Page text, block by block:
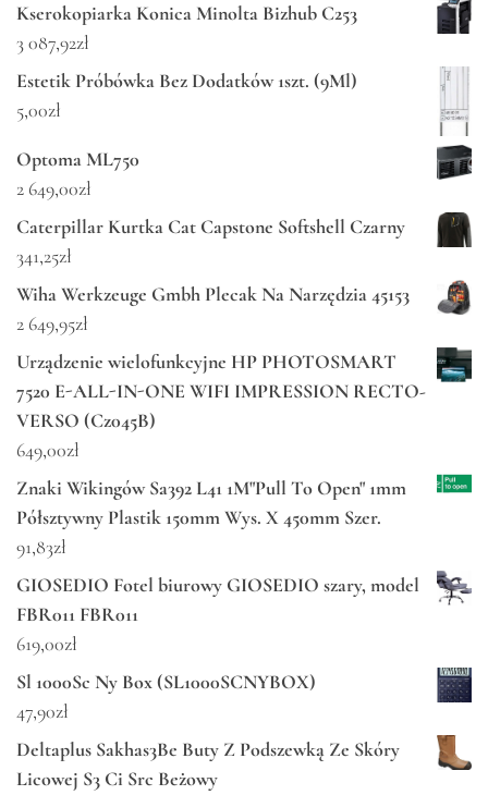
Kserokopiarka Konica Minolta Bizhub C253
3 087,92zł
Estetik Próbówka Bez Dodatków 1szt. (9Ml)
5,00zł
Optoma ML750
2 649,00zł
Caterpillar Kurtka Cat Capstone Softshell Czarny
341,25zł
Wiha Werkzeuge Gmbh Plecak Na Narzędzia 45153
2 649,95zł
Urządzenie wielofunkcyjne HP PHOTOSMART
7520 E-ALL-IN-ONE WIFI IMPRESSION RECTO-
VERSO (Cz045B)
649,00zł
Znaki Wikingów Sa392 L41 1M"Pull To Open" 1mm
Półsztywny Plastik 150mm Wys. X 450mm Szer.
91,83zł
GIOSEDIO Fotel biurowy GIOSEDIO szary, model
FBR011 FBR011
619,00zł
Sl 1000Sc Ny Box (SL1000SCNYBOX)
47,90zł
Deltaplus Sakhas3Be Buty Z Podszewką Ze Skóry
Licowej S3 Ci Src Beżowy